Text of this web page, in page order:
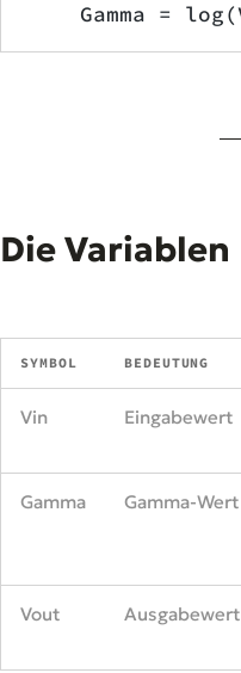
Gamma =
Die Variablen
SYMBOL BEDEUTUNG
Vin Eingabewert
Gamma Gamma-Wert
Vout Ausgabewert